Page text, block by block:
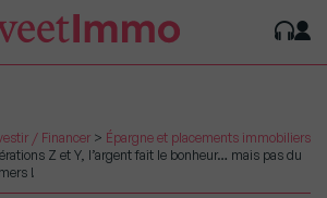
/ Financer > Épargne et placements immobiliers
Z et Y, l’argent fait le bonheur… mais pas du
!